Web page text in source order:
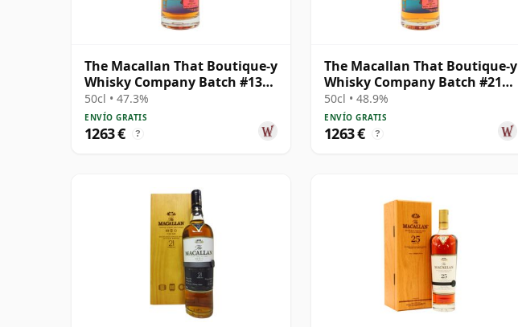
The Macallan That Boutique-y
Whisky Company Batch #13
Single Ma 29 años
50cl • 47.3%
ENVÍO GRATIS
1263 € ?
The Macallan That Boutique-y
Whisky Company Batch #21
Single Ma 1995 24 años
50cl • 48.9%
ENVÍO GRATIS
1263 € ?